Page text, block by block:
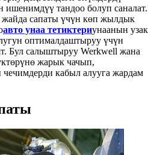
ишенимдүү тандоо болуп саналат.
жайда сапаты үчүн көп жылдык
авто унаа тетиктериунаанын узак
оптималдаштыруу үчүн
Бул салыштыруу Werkwell жана
жарык чачып,
чечимдерди кабыл алууга жардам